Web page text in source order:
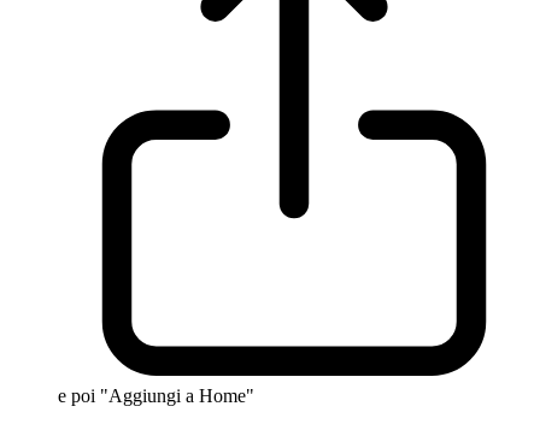
e poi "Aggiungi a Home"